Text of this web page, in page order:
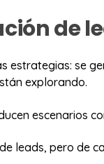
de
estrategias: se
explorando.
escenarios
leads, pero de